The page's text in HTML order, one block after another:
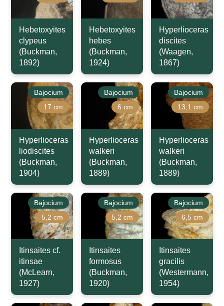
Hebetoxyites
clypeus
(Buckman,
1892)
Hebetoxyites
hebes
(Buckman,
1924)
Hyperlioceras
discites
(Waagen,
1867)
Bajocium
17 cm
Hyperlioceras
liodiscites
(Buckman,
1904)
Bajocium
6 cm
Hyperlioceras
walkeri
(Buckman,
1889)
Bajocium
13,1 cm
Hyperlioceras
walkeri
(Buckman,
1889)
Bajocium
5,2 cm
Itinsaites cf.
itinsae
(McLearn,
1927)
Bajocium
5,2 cm
Itinsaites
formosus
(Buckman,
1920)
Bajocium
6,5 cm
Itinsaites
gracilis
(Westermann,
1954)